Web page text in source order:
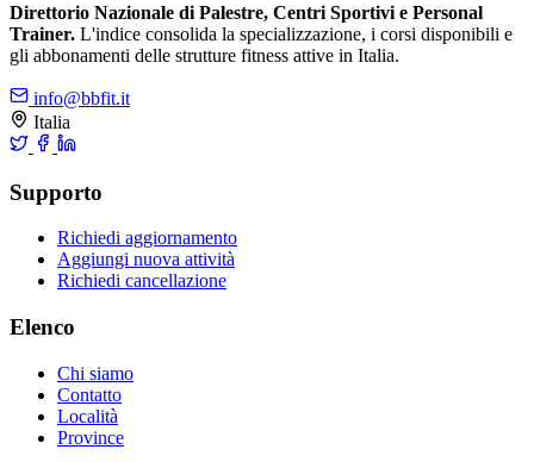
Direttorio Nazionale di Palestre, Centri Sportivi e Personal
Trainer. L'indice consolida la specializzazione, i corsi disponibili e
gli abbonamenti delle strutture fitness attive in Italia.
info@bbfit.it
Italia
Supporto
Richiedi aggiornamento
Aggiungi nuova attività
Richiedi cancellazione
Elenco
Chi siamo
Contatto
Località
Province